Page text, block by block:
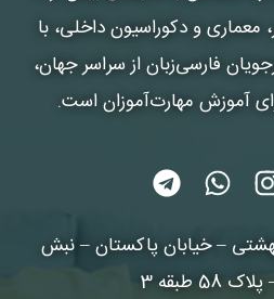
و دکوراسیون داخلی، با
فارسی‌زبان از سراسر جهان،
آموزش مهارت‌آموزان است.
– خیابان پاکستان – نبش
58 طبقه 3